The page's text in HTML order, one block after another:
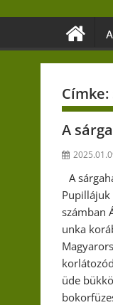
Címke:
A
A
Pupillájuk
számban
unka
üde